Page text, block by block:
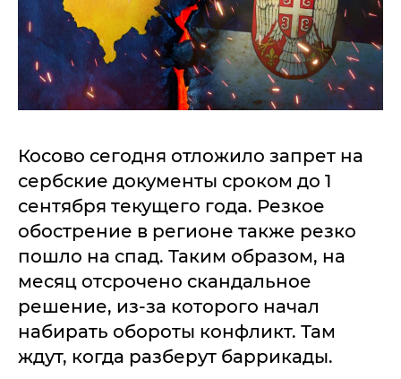
Косово сегодня отложило запрет на
сербские документы сроком до 1
сентября текущего года. Резкое
обострение в регионе также резко
пошло на спад. Таким образом, на
месяц отсрочено скандальное
решение, из-за которого начал
набирать обороты конфликт. Там
ждут, когда разберут баррикады.